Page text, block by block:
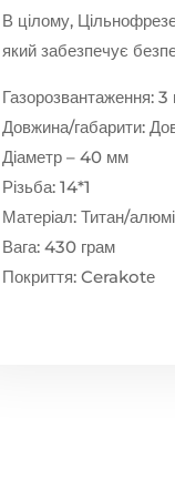
В цілому,
який забезпечує
Газорозвантаження: 3
Довжина/габарити:
Діаметр – 40 мм
Різьба: 14*1
Матеріал: Титан/
Вага: 430 грам
Покриття: Cerakotе